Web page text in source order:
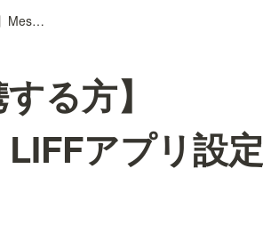
【初めてポチコと連携する方】Messaging API連携 + LIFFアプリ設定
る方】
アプリ設定